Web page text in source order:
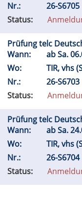
Nr.:
26-S6705
Status:
Prüfung telc
Wann:
abSa.
Wo:
TIR, vhs
Nr.:
26-S6703
Status:
Prüfung telc
Wann:
abSa.
Wo:
TIR, vhs
Nr.:
26-S6704
Status: